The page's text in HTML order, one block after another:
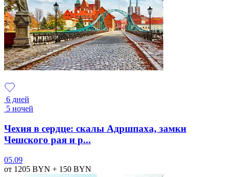
6 дней
5 ночей
Чехия в сердце: скалы Адршпаха, замки
Чешского рая и р...
05.09
от 1205 BYN + 150 BYN